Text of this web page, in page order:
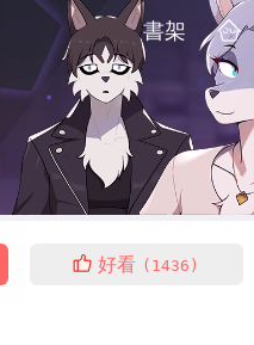
書架
好看 (1436)